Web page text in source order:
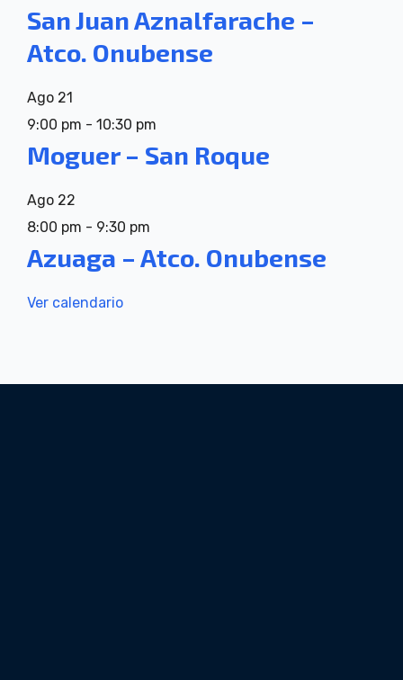
San Juan Aznalfarache –
Atco. Onubense
Ago 21
9:00 pm - 10:30 pm
Moguer – San Roque
Ago 22
8:00 pm - 9:30 pm
Azuaga – Atco. Onubense
Ver calendario